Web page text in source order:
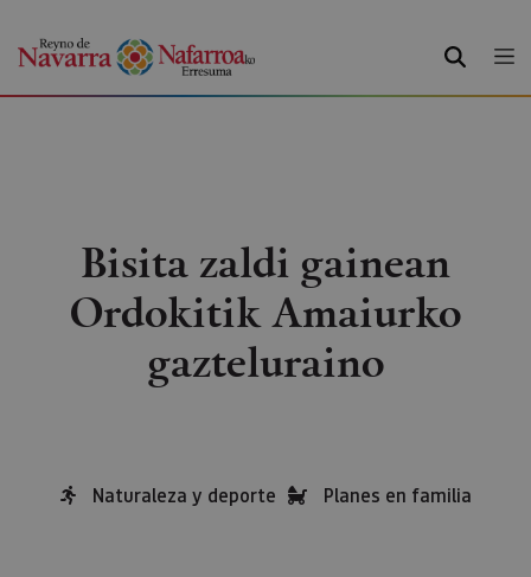
BILATU
Bisita zaldi gainean
Ordokitik Amaiurko
gazteluraino
Naturaleza y deporte Planes en familia